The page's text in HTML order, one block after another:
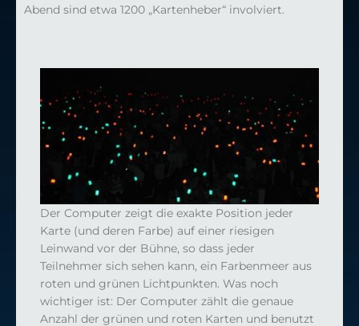
Abend sind etwa 1200 „Kartenheber“ involviert.
Der Computer zeigt die exakte Position jeder
Karte (und deren Farbe) auf einer riesigen
Leinwand vor der Bühne, so dass jeder
Teilnehmer sich sehen kann, ein Farbenmeer aus
roten und grünen Lichtpunkten. Was noch
wichtiger ist: Der Computer zählt die genaue
Anzahl der grünen und roten Karten und benutzt